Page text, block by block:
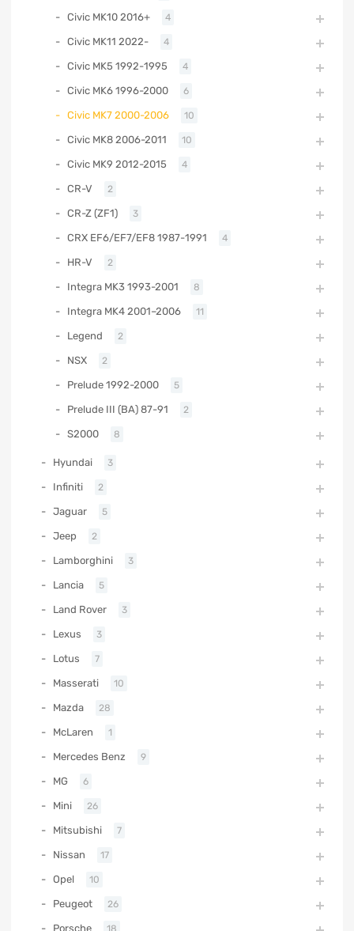
Civic MK10 2016+ 4
Civic MK11 2022- 4
Civic MK5 1992-1995 4
Civic MK6 1996-2000 6
Civic MK7 2000-2006 10
Civic MK8 2006-2011 10
Civic MK9 2012-2015 4
CR-V 2
CR-Z (ZF1) 3
CRX EF6/EF7/EF8 1987-1991 4
HR-V 2
Integra MK3 1993-2001 8
Integra MK4 2001–2006 11
Legend 2
NSX 2
Prelude 1992-2000 5
Prelude III (BA) 87-91 2
S2000 8
Hyundai 3
Infiniti 2
Jaguar 5
Jeep 2
Lamborghini 3
Lancia 5
Land Rover 3
Lexus 3
Lotus 7
Masserati 10
Mazda 28
McLaren 1
Mercedes Benz 9
MG 6
Mini 26
Mitsubishi 7
Nissan 17
Opel 10
Peugeot 26
Porsche